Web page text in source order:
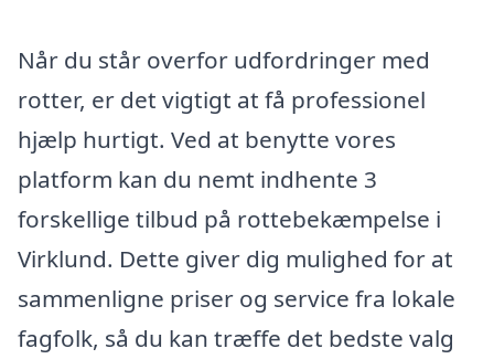
Når du står overfor udfordringer med
rotter, er det vigtigt at få professionel
hjælp hurtigt. Ved at benytte vores
platform kan du nemt indhente 3
forskellige tilbud på rottebekæmpelse i
Virklund. Dette giver dig mulighed for at
sammenligne priser og service fra lokale
fagfolk, så du kan træffe det bedste valg